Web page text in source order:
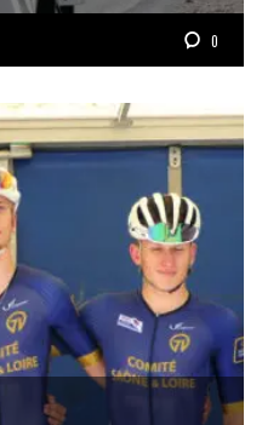
0